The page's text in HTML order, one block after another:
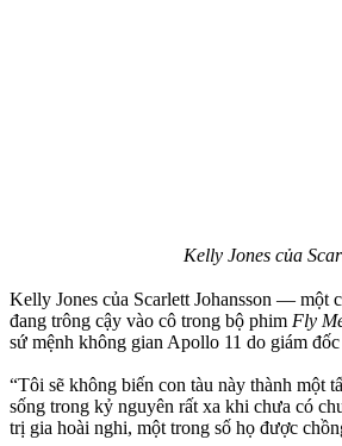
Kelly Jones của
Kelly Jones của Scarlett Johansson —
đang trông cậy vào cô trong bộ phim Fly
sứ mệnh không gian Apollo 11 do giám
“Tôi sẽ không biến con tàu này thành một
sống trong kỷ nguyên rất xa khi chưa có
trị gia hoài nghi, một trong số họ được